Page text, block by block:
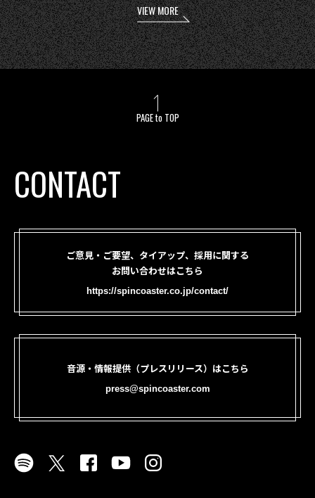
VIEW MORE
PAGE to TOP
CONTACT
ご意見・ご要望、タイアップ、採用に関する
お問い合わせはこちら
https://spincoaster.co.jp/contact/
音源・情報提供（プレスリリース）はこちら
press@spincoaster.com